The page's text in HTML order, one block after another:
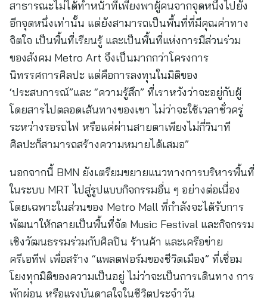
สาธารณะไม่ได้ทำหน้าที่เพียงพาผู้คนจากจุดหนึ่งไปยัง
อีกจุดหนึ่งเท่านั้น แต่ยังสามารถเป็นพื้นที่ที่มีคุณค่าทาง
จิตใจ เป็นพื้นที่เรียนรู้ และเป็นพื้นที่แห่งการมีส่วนร่วม
ของสังคม Metro Art จึงเป็นมากกว่าโครงการ
นิทรรศการศิลปะ แต่คือการลงทุนในมิติของ
‘ประสบการณ์”และ “ความรู้สึก” ที่เราหวังว่าจะอยู่กับผู้
โดยสารไปตลอดเส้นทางของเขา ไม่ว่าจะใช้เวลาชั่วครู่
ระหว่างรอรถไฟ หรือแค่ผ่านสายตาเพียงไม่กี่วินาที
ศิลปะก็สามารถสร้างความหมายได้เสมอ”
นอกจากนี้ BMN ยังเตรียมขยายแนวทางการบริหารพื้นที่
ในระบบ MRT ไปสู่รูปแบบกิจกรรมอื่น ๆ อย่างต่อเนื่อง
โดยเฉพาะในส่วนของ Metro Mall ที่กำลังจะได้รับการ
พัฒนาให้กลายเป็นพื้นที่จัด Music Festival และกิจกรรม
เชิงวัฒนธรรมร่วมกับศิลปิน ร้านค้า และเครือข่าย
ครีเอทีฟ เพื่อสร้าง “แพลตฟอร์มของชีวิตเมือง” ที่เชื่อม
โยงทุกมิติของความเป็นอยู่ ไม่ว่าจะเป็นการเดินทาง การ
พักผ่อน หรือแรงบันดาลใจในชีวิตประจำวัน